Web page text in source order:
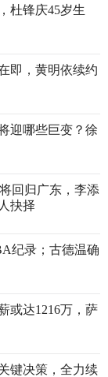
杜锋庆45岁生
即，黄明依续约
迎哪些巨变？徐
回归广东，李添
抉择
纪录；古德温确
或达1216万，萨
键决策，全力续